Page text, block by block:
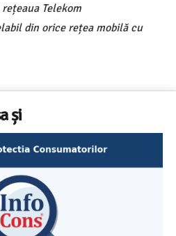
Telekom
din orice rețea mobilă cu
și